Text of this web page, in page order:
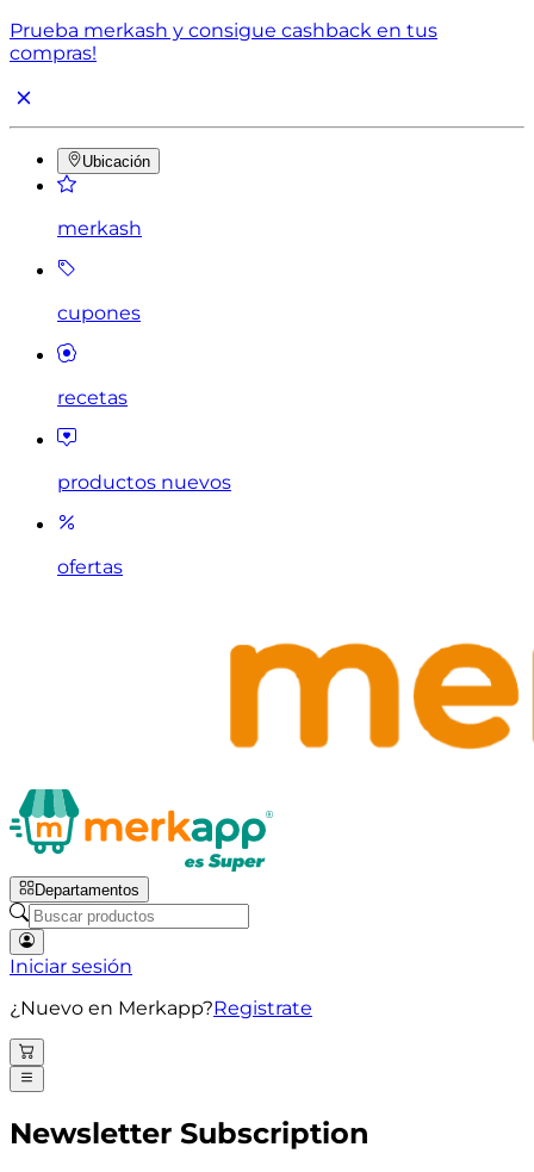
Prueba merkash y consigue cashback en tus
compras!
Ubicación
merkash
cupones
recetas
productos nuevos
ofertas
Departamentos
Iniciar sesión
¿Nuevo en Merkapp?Registrate
Newsletter Subscription